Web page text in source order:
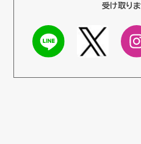
受け取り